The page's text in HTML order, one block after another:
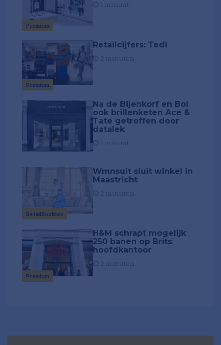
Premium
Premium
Retailcijfers: Tedi
Na de Bijenkorf en Bol
ook brillenketen Ace &
Tate getroffen door
datalek
RetailRookies
Wmnsuit sluit winkel in
Maastricht
Premium
H&M schrapt mogelijk
250 banen op Brits
hoofdkantoor